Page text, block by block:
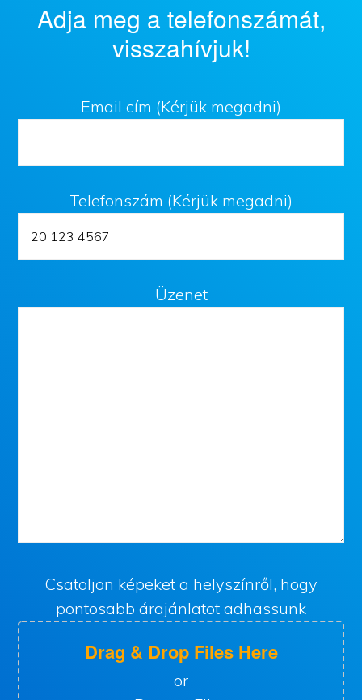
Adja meg a telefonszámát,
visszahívjuk!
Email cím (Kérjük megadni)
Telefonszám (Kérjük megadni)
Üzenet
Csatoljon képeket a helyszínről, hogy
pontosabb árajánlatot adhassunk
Drag & Drop Files Here
or